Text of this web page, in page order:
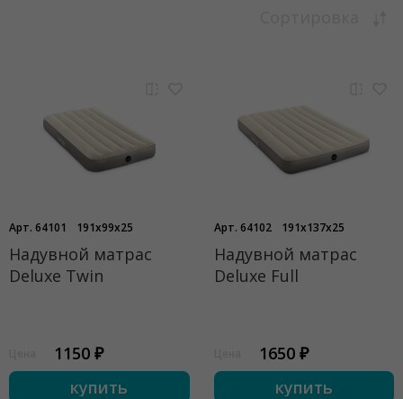
Арт. 64101 191x99x25
Надувной матрас
Deluxe Twin
1150 ₽
купить
Арт. 64102 191x137x25
Надувной матрас
Deluxe Full
1650 ₽
купить